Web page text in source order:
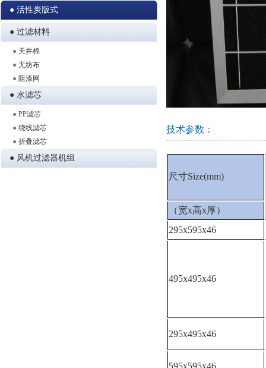
● 活性炭版式
● 过滤材料
● 天井棉
● 无纺布
● 阻漆网
● 水滤芯
● PP滤芯
● 绕线滤芯
● 折叠滤芯
● 风机过滤器机组
技术参数：
尺寸Size(mm)
（宽x高x厚）
295x595x46
495x495x46
295x495x46
595x595x46